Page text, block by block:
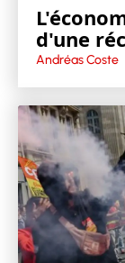
d'une
Andréas Coste